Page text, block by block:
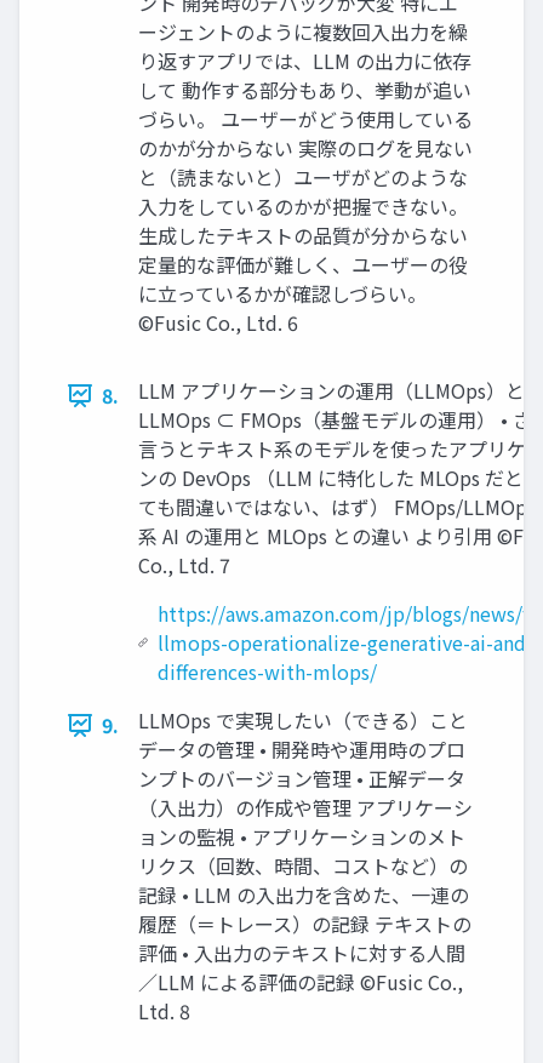
ージェントのように複数回入出力を繰
り返すアプリでは、LLM の出力に依存
して 動作する部分もあり、挙動が追い
づらい。 ユーザーがどう使用している
のかが分からない 実際のログを見ない
と（読まないと）ユーザがどのような
入力をしているのかが把握できない。
生成したテキストの品質が分からない
定量的な評価が難しく、ユーザーの役
に立っているかが確認しづらい。
©Fusic Co., Ltd. 6
8.
LLM アプリケーションの運用（LLMOps）と
LLMOps ⊂ FMOps（基盤モデルの運用） • ざ
言うとテキスト系のモデルを使ったアプリケ
ンの DevOps （LLM に特化した MLOps だと
ても間違いではない、はず） FMOps/LLMOps
系 AI の運用と MLOps との違い より引用
Co., Ltd. 7
https://aws.amazon.com/jp/blogs/news/
llmops-operationalize-generative-ai-and-
differences-with-mlops/
9.
LLMOps で実現したい（できる）こと
データの管理 • 開発時や運用時のプロ
ンプトのバージョン管理 • 正解データ
（入出力）の作成や管理 アプリケーシ
ョンの監視 • アプリケーションのメト
リクス（回数、時間、コストなど）の
記録 • LLM の入出力を含めた、一連の
履歴（＝トレース）の記録 テキストの
評価 • 入出力のテキストに対する人間
／LLM による評価の記録 ©Fusic Co.,
Ltd. 8